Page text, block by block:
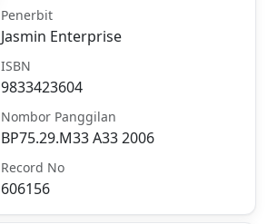
Penerbit
Jasmin Enterprise
ISBN
9833423604
Nombor Panggilan
BP75.29.M33 A33 2006
Record No
606156